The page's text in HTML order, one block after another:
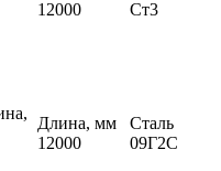
12000
Ст3
Длина, мм
12000
Сталь
09Г2С